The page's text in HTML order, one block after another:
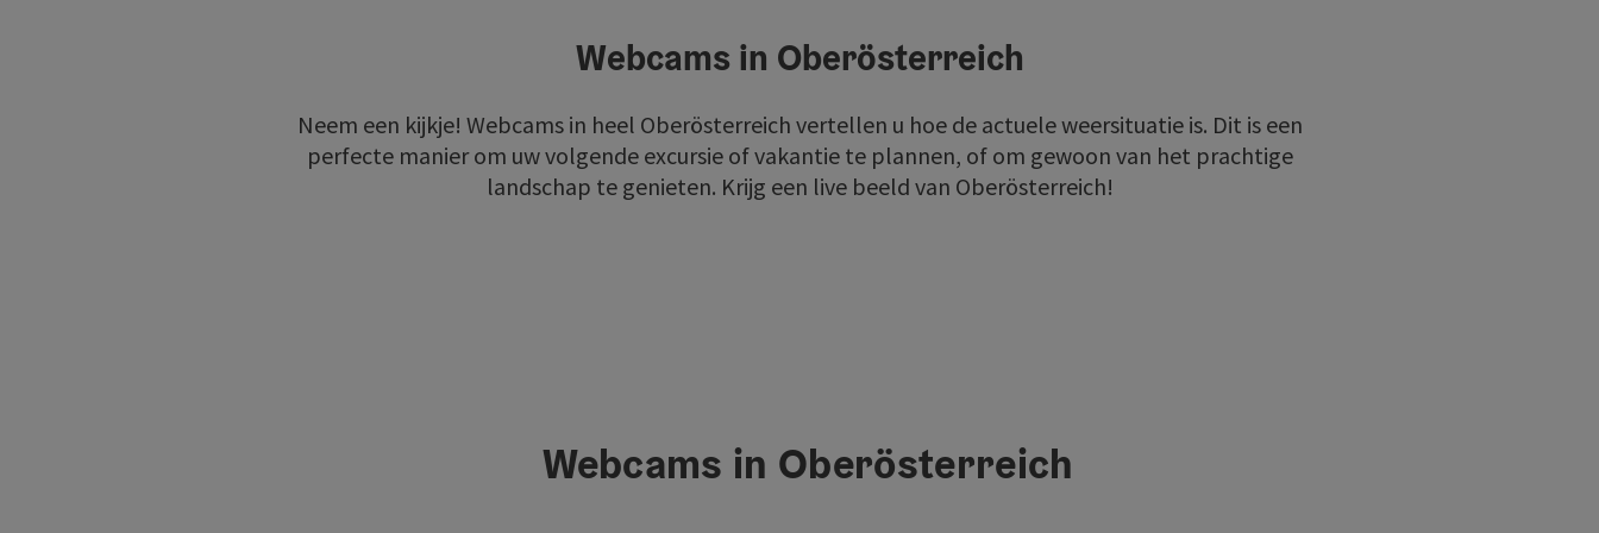
Webcams in Oberösterreich
Neem een kijkje! Webcams in heel Oberösterreich vertellen u hoe de actuele weersituatie is. Dit is een
perfecte manier om uw volgende excursie of vakantie te plannen, of om gewoon van het prachtige
landschap te genieten. Krijg een live beeld van Oberösterreich!
Webcams in Oberösterreich